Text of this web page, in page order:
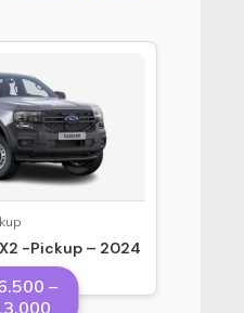
-Pickup – 2024
–
Price